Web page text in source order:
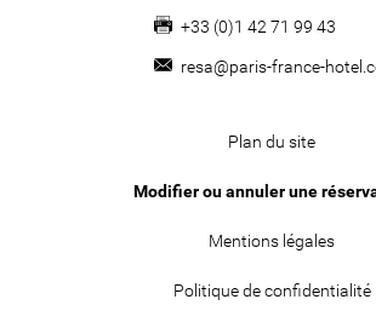
+33 (0)1 42 71 99 43
resa@paris-france-
Plan du site
Modifier ou annuler une
Mentions légales
Politique de confidentialité